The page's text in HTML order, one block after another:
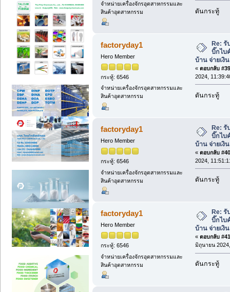
จำหน่ายเครื่องจักรอุตสาหกรรมและ
สินค้าอุตสาหกรรม
ดันกระทู้
factoryday1
Hero Member
กระทู้: 6546
จำหน่ายเครื่องจักรอุตสาหกรรมและ
สินค้าอุตสาหกรรม
Re: รั
บิ๊กไบ
บ้าน จ่ายเงิ
« ตอบกลับ
2024,
ดันกระทู้
factoryday1
Hero Member
กระทู้: 6546
จำหน่ายเครื่องจักรอุตสาหกรรมและ
สินค้าอุตสาหกรรม
Re:
บิ๊กไบ
บ้าน จ่ายเงิ
« ตอบกลับ
2024,
ดันกระทู้
factoryday1
Hero Member
กระทู้: 6546
จำหน่ายเครื่องจักรอุตสาหกรรมและ
สินค้าอุตสาหกรรม
Re:
บิ๊กไบ
บ้าน จ่ายเงิ
« ตอบกลับ
มิถุนายน
ดันกระทู้